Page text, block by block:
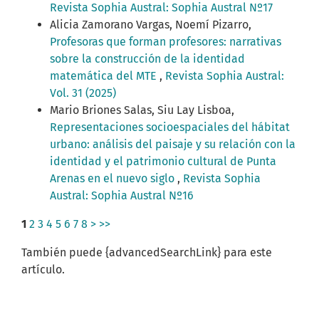
Revista Sophia Austral: Sophia Austral Nº17
Alicia Zamorano Vargas, Noemí Pizarro,
Profesoras que forman profesores: narrativas
sobre la construcción de la identidad
matemática del MTE , Revista Sophia Austral:
Vol. 31 (2025)
Mario Briones Salas, Siu Lay Lisboa,
Representaciones socioespaciales del hábitat
urbano: análisis del paisaje y su relación con la
identidad y el patrimonio cultural de Punta
Arenas en el nuevo siglo , Revista Sophia
Austral: Sophia Austral Nº16
1 2 3 4 5 6 7 8 > >>
También puede {advancedSearchLink} para este
artículo.